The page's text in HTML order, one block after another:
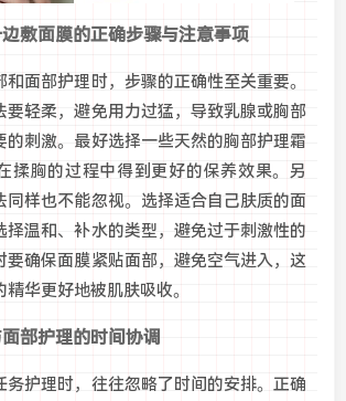
敷面膜的正确步骤与注意事项
面部护理时，步骤的正确性至关重要。
要轻柔，避免用力过猛，导致乳腺或胸部
的刺激。最好选择一些天然的胸部护理霜
揉胸的过程中得到更好的保养效果。另
同样也不能忽视。选择适合自己肤质的面
择温和、补水的类型，避免过于刺激性的
要确保面膜紧贴面部，避免空气进入，这
华更好地被肌肤吸收。
部护理的时间协调
务护理时，往往忽略了时间的安排。正确